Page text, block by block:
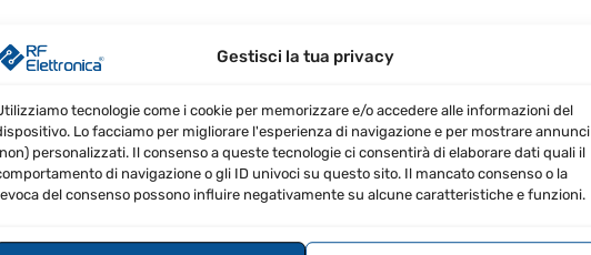
Gestisci la tua privacy
tecnologie come i cookie per memorizzare e/o accedere alle informazioni del
Lo facciamo per migliorare l'esperienza di navigazione e per mostrare annunci
personalizzati. Il consenso a queste tecnologie ci consentirà di elaborare dati quali il
di navigazione o gli ID univoci su questo sito. Il mancato consenso o la
del consenso possono influire negativamente su alcune caratteristiche e funzioni.
per operazioni simultanee con VFO o due radio.
di marche famose.
senza necessità di software complesso.
e spegnimento di SDR e TNC.
degli annunci.